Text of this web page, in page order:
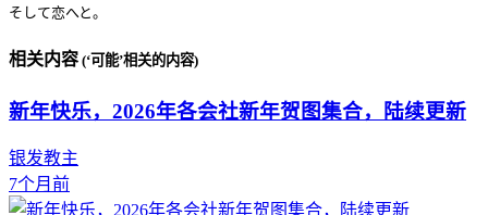
そして恋へと。
相关内容 (‘可能’相关的内容)
新年快乐，2026年各会社新年贺图集合，陆续更新
银发教主
7个月前